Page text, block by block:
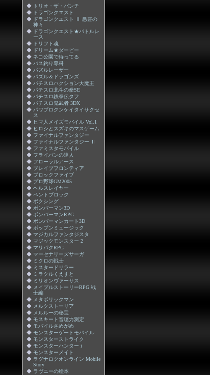
◆ トリオ・ザ・パンチ
◆ ドラゴンクエスト
◆ ドラゴンクエスト Ⅱ 悪霊の
神々
◆ ドラゴンクエスト★バトルレ
ース
◆ ドリフト魂
◆ ドリーム★ダービー
◆ ネコ公園で待ってる
◆ バス釣り専科
◆ パズルレーザー
◆ パズル＆ドラゴンズ
◆ パチスロハクション大魔王
◆ パチスロ北斗の拳SE
◆ パチスロ鉄拳伝タフ
◆ パチスロ鬼武者 3DX
◆ パワプロクンケイタイサクセ
ス
◆ ヒマ人メイズモバイル Vol.1
◆ ヒロシとスズキのマスゲーム
◆ ファイナルファンタジー
◆ ファイナルファンタジー Ⅱ
◆ ファミスタモバイル
◆ フライパンの達人
◆ フローラルアース
◆ ブレイブフロンティア
◆ ブロックファイブ
◆ プロ野球GM2005
◆ ヘルスレイヤー
◆ ペントブロック
◆ ボクシング
◆ ボンバーマン3D
◆ ボンバーマンRPG
◆ ボンバーマンカート3D
◆ ポップンミュージック
◆ マジカルファンタジスタ
◆ マジックモンスター 2
◆ マリパクRPG
◆ マーセナリーズサーガ
◆ ミクロの戦士
◆ ミスタードリラー
◆ ミラクルくえすと
◆ ミリオンヴァーサス
◆ メイプルストーリーRPG 戦
士編
◆ メタボリックマン
◆ メルクストーリア
◆ メルルーの秘宝
◆ モスキート音聴力測定
◆ モバイルさめがめ
◆ モンスターゲートモバイル
◆ モンスターストライク
◆ モンスターハンター i
◆ モンスターメイト
◆ ラグナロクオンライン Mobile
Story
◆ ラヴニーの絵本